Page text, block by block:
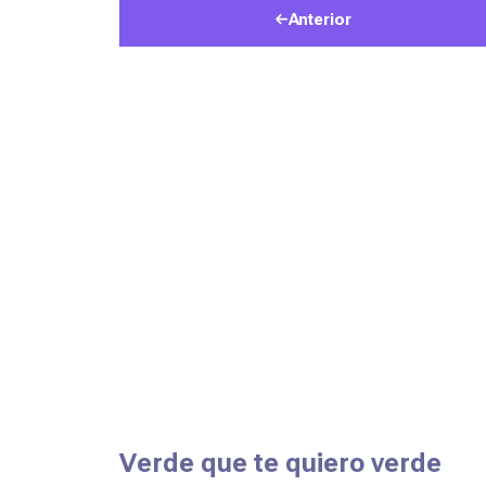
Anterior
Verde que te quiero verde